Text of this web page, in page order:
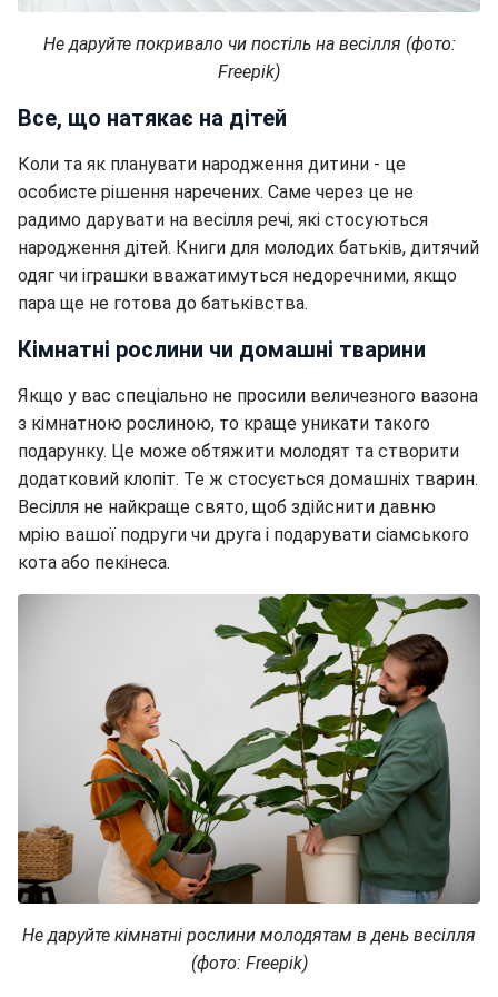
Не даруйте покривало чи постіль на весілля (фото:
Freepik)
Все, що натякає на дітей
Коли та як планувати народження дитини - це
особисте рішення наречених. Саме через це не
радимо дарувати на весілля речі, які стосуються
народження дітей. Книги для молодих батьків, дитячий
одяг чи іграшки вважатимуться недоречними, якщо
пара ще не готова до батьківства.
Кімнатні рослини чи домашні тварини
Якщо у вас спеціально не просили величезного вазона
з кімнатною рослиною, то краще уникати такого
подарунку. Це може обтяжити молодят та створити
додатковий клопіт. Те ж стосується домашніх тварин.
Весілля не найкраще свято, щоб здійснити давню
мрію вашої подруги чи друга і подарувати сіамського
кота або пекінеса.
Не даруйте кімнатні рослини молодятам в день весілля
(фото: Freepik)